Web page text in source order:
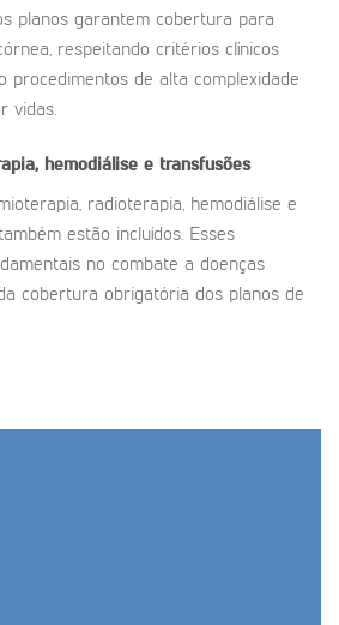
planos garantem cobertura para
respeitando critérios clínicos
procedimentos de alta complexidade
vidas.
hemodiálise e transfusões
radioterapia, hemodiálise e
estão incluídos. Esses
no combate a doenças
cobertura obrigatória dos planos de